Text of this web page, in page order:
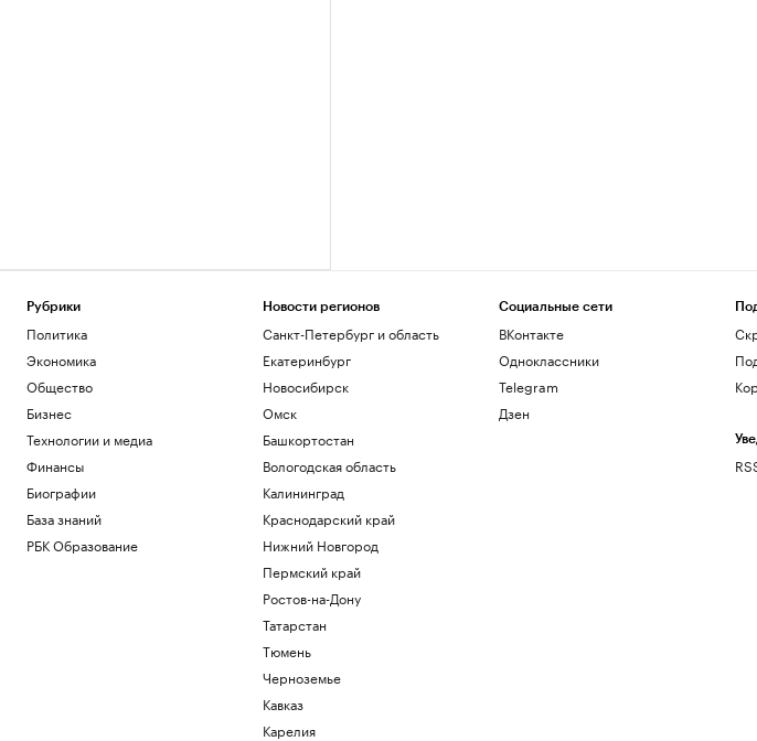
Рубрики
Политика
Экономика
Общество
Бизнес
Технологии и медиа
Финансы
Биографии
База знаний
РБК Образование
Новости регионов
Санкт-Петербург и область
Екатеринбург
Новосибирск
Омск
Башкортостан
Вологодская область
Калининград
Краснодарский край
Нижний Новгород
Пермский край
Ростов-на-Дону
Татарстан
Тюмень
Черноземье
Кавказ
Карелия
Социальные сети
ВКонтакте
Одноклассники
Telegram
Дзен